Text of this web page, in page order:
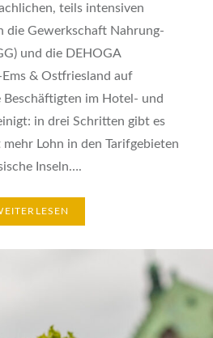
teils intensiven
die Gewerkschaft Nahrung-
und die DEHOGA
& Ostfriesland auf
Beschäftigten im Hotel- und
in drei Schritten gibt es
Lohn in den Tarifgebieten
Inseln….